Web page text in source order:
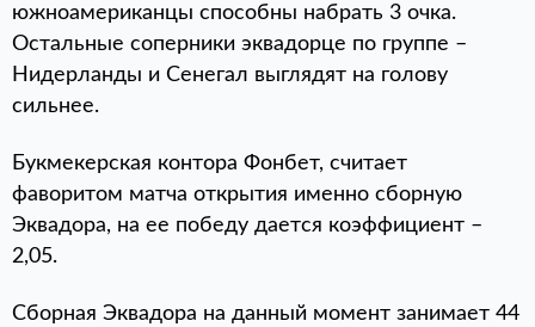
южноамериканцы способны набрать 3 очка.
Остальные соперники эквадорце по группе –
Нидерланды и Сенегал выглядят на голову
сильнее.
Букмекерская контора Фонбет, считает
фаворитом матча открытия именно сборную
Эквадора, на ее победу дается коэффициент –
2,05.
Сборная Эквадора на данный момент занимает 44